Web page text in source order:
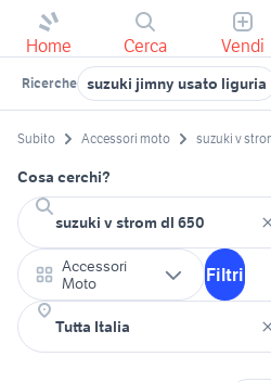
Home Cerca Vendi
Ricerche suzuki jimny usato liguria
Subito Accessori moto suzuki v
Cosa cerchi?
Accessori
Moto
Filtri